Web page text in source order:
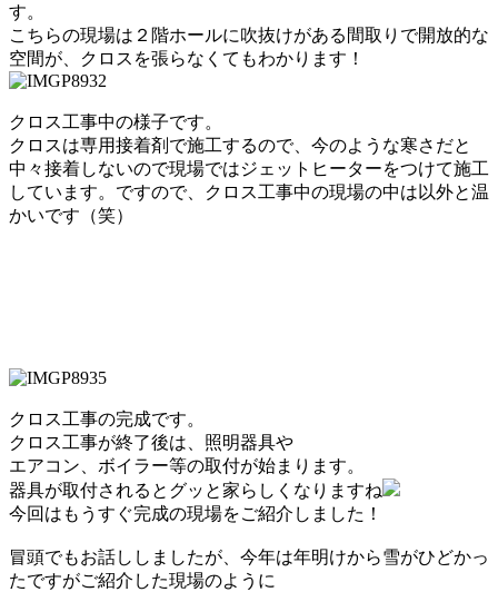
す。
こちらの現場は２階ホールに吹抜けがある間取りで開放的な
空間が、クロスを張らなくてもわかります！
クロス工事中の様子です。
クロスは専用接着剤で施工するので、今のような寒さだと
中々接着しないので現場ではジェットヒーターをつけて施工
しています。ですので、クロス工事中の現場の中は以外と温
かいです（笑）
クロス工事の完成です。
クロス工事が終了後は、照明器具や
エアコン、ボイラー等の取付が始まります。
器具が取付されるとグッと家らしくなりますね
今回はもうすぐ完成の現場をご紹介しました！
冒頭でもお話ししましたが、今年は年明けから雪がひどかっ
たですがご紹介した現場のように